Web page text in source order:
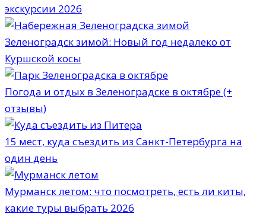
экскурсии 2026
Зеленоградск зимой: Новый год недалеко от
Куршской косы
Погода и отдых в Зеленоградске в октябре (+
отзывы)
15 мест, куда съездить из Санкт-Петербурга на
один день
Мурманск летом: что посмотреть, есть ли киты,
какие туры выбрать 2026